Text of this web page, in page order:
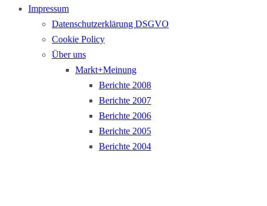
Impressum
Datenschutzerklärung DSGVO
Cookie Policy
Über uns
Markt+Meinung
Berichte 2008
Berichte 2007
Berichte 2006
Berichte 2005
Berichte 2004